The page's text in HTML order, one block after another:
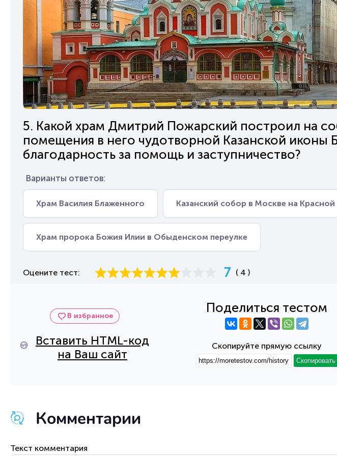
5. Какой храм Дмитрий Пожарский построил на
помещения в него чудотворной Казанской иконы
благодарность за помощь и заступничество?
Варианты ответов:
Храм Василия Блаженного Казанский собор в Москве на
Храм пророка Божия Илии в Обыденском переулке
Оцените тест: 7 ( 4 )
В избранное
Вставить HTML-код
на Ваш сайт
Поделиться тестом
Скопируйте прямую ссылку
Скопировать
Комментарии
Текст комментария